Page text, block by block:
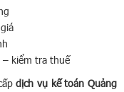
kiểm tra thuế
dịch vụ kế toán Quảng